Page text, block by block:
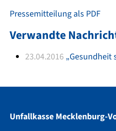
Pressemitteilung als PDF
Verwandte
23.04.2016 „Gesundheit
Unfallkasse Mecklenburg-